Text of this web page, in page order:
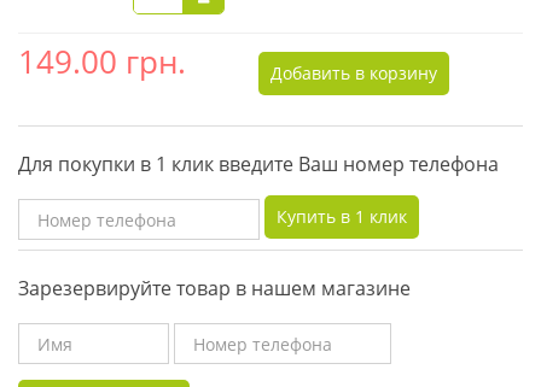
149.00 грн. Добавить в корзину
Для покупки в 1 клик введите Ваш номер телефона
Купить в 1 клик
Зарезервируйте товар в нашем магазине